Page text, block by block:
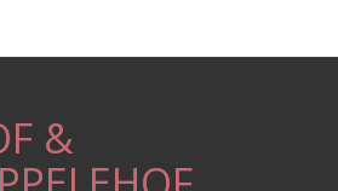
&